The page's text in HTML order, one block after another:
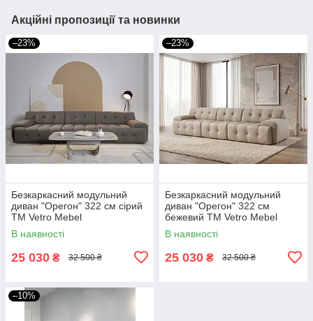
Акційні пропозиції та новинки
–23%
Безкаркасний модульний
диван "Орегон" 322 см сірий
ТМ Vetro Mebel
В наявності
25 030 ₴ 32 500 ₴
–23%
Безкаркасний модульний
диван "Орегон" 322 см
бежевий ТМ Vetro Mebel
В наявності
25 030 ₴ 32 500 ₴
–10%